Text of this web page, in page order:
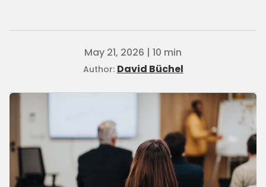
May 21, 2026 | 10 min
Author: David Büchel